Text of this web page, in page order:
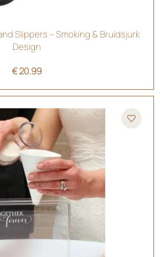
Slippers – Smoking & Bruidsjurk
Design
€20.99